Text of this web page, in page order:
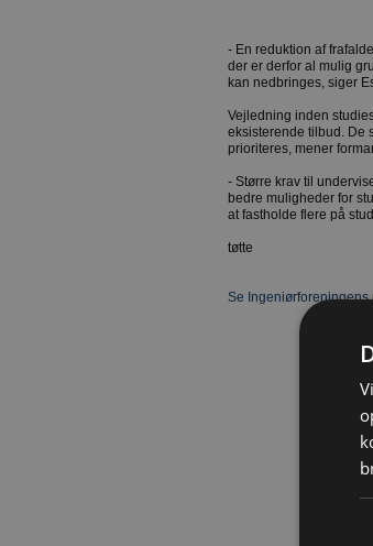
- En reduktion af
der er derfor al mulig
kan nedbringes, siger
Vejledning inden
eksisterende tilbud. De
prioriteres, mener
- Større krav til
bedre muligheder for
at fastholde flere på
tøtte
Se